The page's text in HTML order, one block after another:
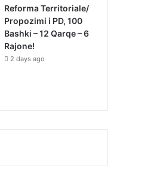
Reforma Territoriale/
Propozimi i PD, 100
Bashki – 12 Qarqe – 6
Rajone!
2 days ago